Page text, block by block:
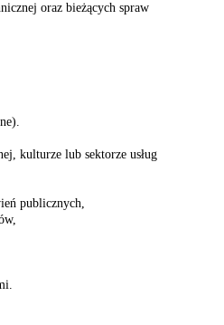
oraz bieżących spraw
kulturze lub sektorze usług
publicznych,